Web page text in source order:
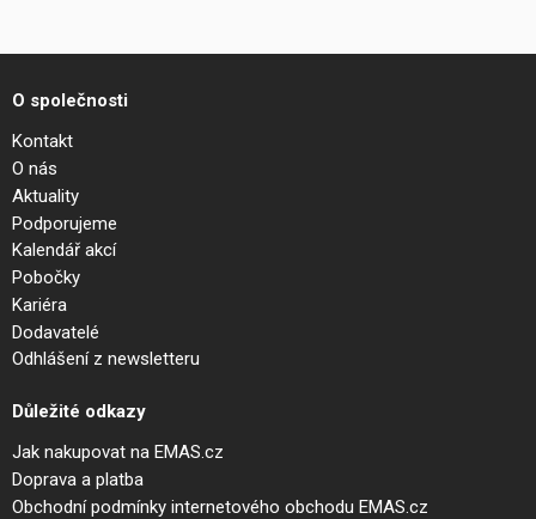
O společnosti
Kontakt
O nás
Aktuality
Podporujeme
Kalendář akcí
Pobočky
Kariéra
Dodavatelé
Odhlášení z newsletteru
Důležité odkazy
Jak nakupovat na EMAS.cz
Doprava a platba
Obchodní podmínky internetového obchodu EMAS.cz